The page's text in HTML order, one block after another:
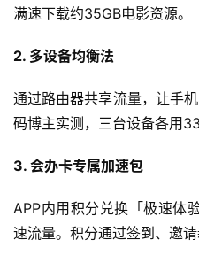
流
卡
宽
带
随
W
i
满速下载约35GB电影资源。
2. 多设备均衡法
通过路由器共享流量，让手
码博主实测，三台设备各用
3. 会办卡专属加速包
APP内用积分兑换「极速体
速流量。积分通过签到、邀请